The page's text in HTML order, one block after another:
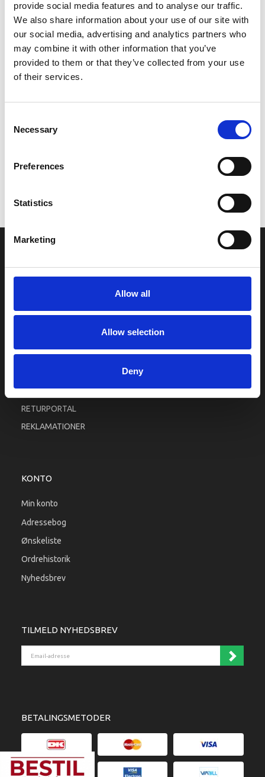
provide social media features and to analyse our traffic.
We also share information about your use of our site with
our social media, advertising and analytics partners who
may combine it with other information that you’ve
provided to them or that they’ve collected from your use
of their services.
Selection
Necessary
Preferences
Statistics
Marketing
Allow all
Allow selection
Deny
Leveringstid er 5-6 dag(e)
69W44551004D
3.175,99 DKK
Læg i kurv
Derfor kan der i enkelte tilfælde være produkter, som ikke kan
leveres, eller hvor prisen afviger fra det viste. Vi kontakter dig
Kontakt os
Kundeklub
RETURPORTAL
REKLAMATIONER
KONTO
Min konto
Adressebog
Ønskeliste
Ordrehistorik
Nyhedsbrev
TILMELD NYHEDSBREV
BETALINGSMETODER